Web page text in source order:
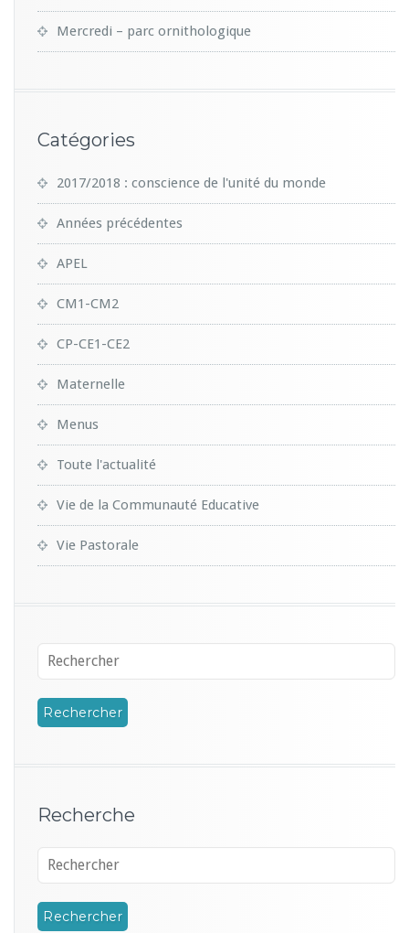
Mercredi – parc ornithologique
Catégories
2017/2018 : conscience de l'unité du monde
Années précédentes
APEL
CM1-CM2
CP-CE1-CE2
Maternelle
Menus
Toute l'actualité
Vie de la Communauté Educative
Vie Pastorale
Recherche